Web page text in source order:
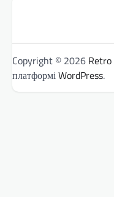
Copyright © 2026 Retro
платформіWordPress.